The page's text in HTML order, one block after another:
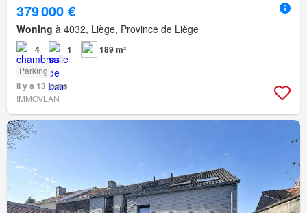
379 000 €
Woning à 4032, Liège, Province de Liège
4 1 189 m²
Parking
Il y a 13 jours
IMMOVLAN